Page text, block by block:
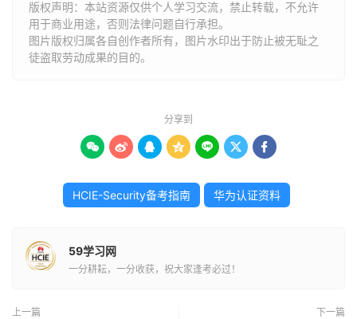
版权声明：本站资源仅供个人学习交流，禁止转载，不允许
用于商业用途，否则法律问题自行承担。
图片版权归属各自创作者所有，图片水印出于防止被无耻之
徒盗取劳动成果的目的。
分享到
      
HCIE-Security备考指南 华为认证资料
59学习网
一分耕耘，一分收获，祝大家逢考必过！
上一篇 下一篇